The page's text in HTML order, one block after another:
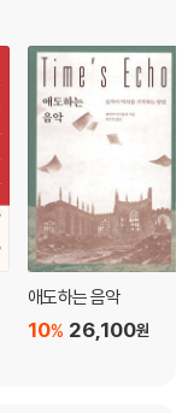
애도하는 음악
26,100원
10%